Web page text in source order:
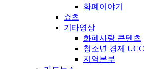
화폐이야기
쇼츠
기타영상
화폐사랑 콘텐츠
청소년 경제 UCC
지역본부